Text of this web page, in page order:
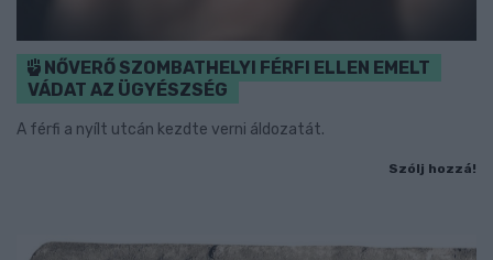
NŐVERŐ SZOMBATHELYI FÉRFI ELLEN EMELT
VÁDAT AZ ÜGYÉSZSÉG
A férfi a nyílt utcán kezdte verni áldozatát.
Szólj hozzá!